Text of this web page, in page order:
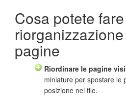
Cosa potete
pagine
Riordinare le pagine
miniature per spostare le
posizione nel file.